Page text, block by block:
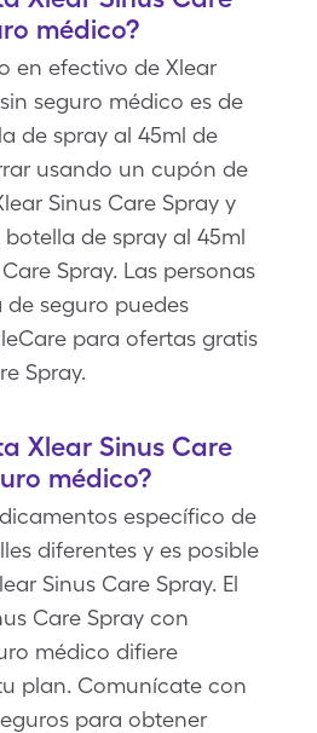
médico?
en efectivo de Xlear
seguro médico es de
de spray al 45ml de
usando un cupón de
Sinus Care Spray y
botella de spray al 45ml
Spray. Las personas
seguro puedes
para ofertas gratis
Spray.
Xlear Sinus Care
médico?
específico de
diferentes y es posible
Sinus Care Spray. El
Care Spray con
médico difiere
plan. Comunícate con
para obtener